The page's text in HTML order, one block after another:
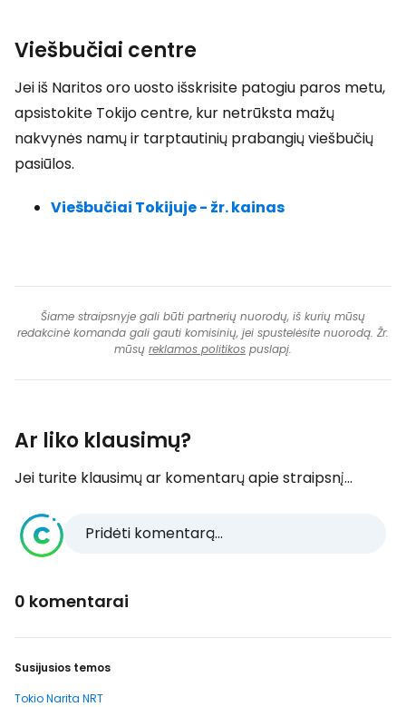
Viešbučiai centre
Jei iš Naritos oro uosto išskrisite patogiu paros metu,
apsistokite Tokijo centre, kur netrūksta mažų
nakvynės namų ir tarptautinių prabangių viešbučių
pasiūlos.
Viešbučiai Tokijuje - žr. kainas
Šiame straipsnyje gali būti partnerių nuorodų, iš kurių mūsų
redakcinė komanda gali gauti komisinių, jei spustelėsite nuorodą. Žr.
mūsų reklamos politikos puslapį.
Ar liko klausimų?
Jei turite klausimų ar komentarų apie straipsnį...
Pridėti komentarą...
0 komentarai
Susijusios temos
Tokio Narita NRT